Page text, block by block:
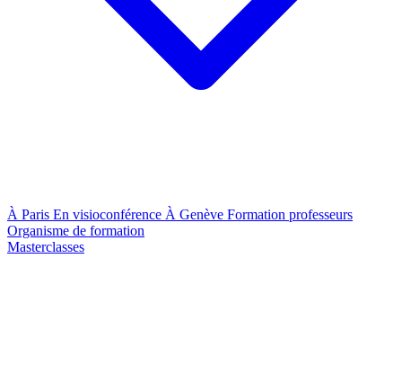
À Paris En visioconférence À Genève Formation professeurs
Organisme de formation
Masterclasses